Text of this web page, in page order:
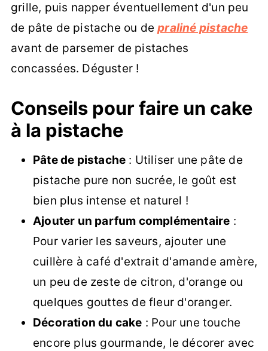
grille, puis napper éventuellement d'un peu
de pâte de pistache ou depraliné pistache
avant de parsemer de pistaches
concassées. Déguster !
Conseils pour faire un cake
à la pistache
Pâte de pistache : Utiliser une pâte de
pistache pure non sucrée, le goût est
bien plus intense et naturel !
Ajouter un parfum complémentaire :
Pour varier les saveurs, ajouter une
cuillère à café d'extrait d'amande amère,
un peu de zeste de citron, d'orange ou
quelques gouttes de fleur d'oranger.
Décoration du cake : Pour une touche
encore plus gourmande, le décorer avec